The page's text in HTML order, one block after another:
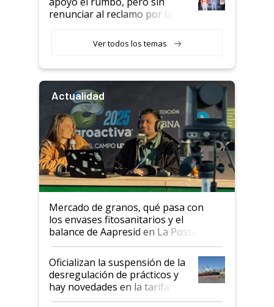
renunciar al reclamo por las
Ver todos los temas
Actualidad
Mercado de granos, qué pasa con
los envases fitosanitarios y el
balance de Aapresid en La Posta
Oficializan la suspensión de la
desregulación de prácticos y
hay novedades en la tarifa de
la hidrovía